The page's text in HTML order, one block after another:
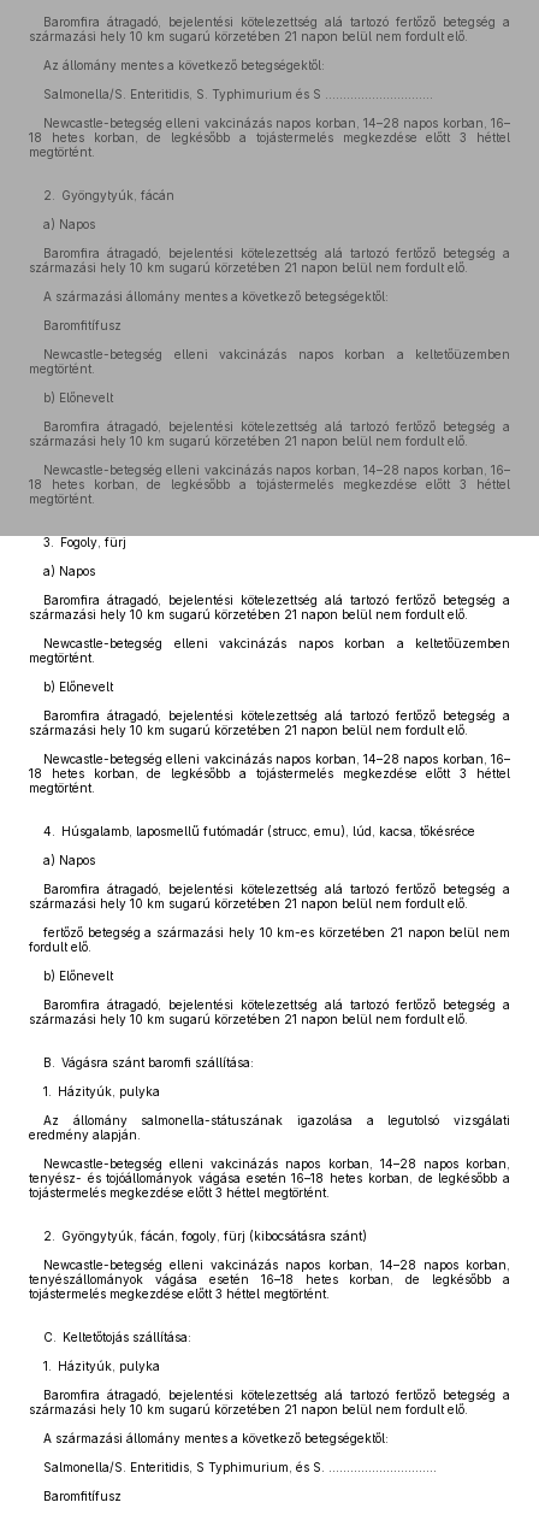
Baromfira átragadó, bejelentési kötelezettség alá tartozó fertőző betegség a
származási hely 10 km sugarú körzetében 21 napon belül nem fordult elő.
Az állomány mentes a következő betegségektől:
Salmonella/S. Enteritidis, S. Typhimurium és S ..............................
Newcastle-betegség elleni vakcinázás napos korban, 14–28 napos korban, 16–
18 hetes korban, de legkésőbb a tojástermelés megkezdése előtt 3 héttel
megtörtént.
2. Gyöngytyúk, fácán
a) Napos
Baromfira átragadó, bejelentési kötelezettség alá tartozó fertőző betegség a
származási hely 10 km sugarú körzetében 21 napon belül nem fordult elő.
A származási állomány mentes a következő betegségektől:
Baromfitífusz
Newcastle-betegség elleni vakcinázás napos korban a keltetőüzemben
megtörtént.
b) Előnevelt
Baromfira átragadó, bejelentési kötelezettség alá tartozó fertőző betegség a
származási hely 10 km sugarú körzetében 21 napon belül nem fordult elő.
Newcastle-betegség elleni vakcinázás napos korban, 14–28 napos korban, 16–
18 hetes korban, de legkésőbb a tojástermelés megkezdése előtt 3 héttel
megtörtént.
3. Fogoly, fürj
a) Napos
Baromfira átragadó, bejelentési kötelezettség alá tartozó fertőző betegség a
származási hely 10 km sugarú körzetében 21 napon belül nem fordult elő.
Newcastle-betegség elleni vakcinázás napos korban a keltetőüzemben
megtörtént.
b) Előnevelt
Baromfira átragadó, bejelentési kötelezettség alá tartozó fertőző betegség a
származási hely 10 km sugarú körzetében 21 napon belül nem fordult elő.
Newcastle-betegség elleni vakcinázás napos korban, 14–28 napos korban, 16–
18 hetes korban, de legkésőbb a tojástermelés megkezdése előtt 3 héttel
megtörtént.
4. Húsgalamb, laposmellű futómadár (strucc, emu), lúd, kacsa, tőkésréce
a) Napos
Baromfira átragadó, bejelentési kötelezettség alá tartozó fertőző betegség a
származási hely 10 km sugarú körzetében 21 napon belül nem fordult elő.
fertőző betegség a származási hely 10 km-es körzetében 21 napon belül nem
fordult elő.
b) Előnevelt
Baromfira átragadó, bejelentési kötelezettség alá tartozó fertőző betegség a
származási hely 10 km sugarú körzetében 21 napon belül nem fordult elő.
B. Vágásra szánt baromfi szállítása:
1. Házityúk, pulyka
Az állomány salmonella-státuszának igazolása a legutolsó vizsgálati
eredmény alapján.
Newcastle-betegség elleni vakcinázás napos korban, 14–28 napos korban,
tenyész- és tojóállományok vágása esetén 16–18 hetes korban, de legkésőbb a
tojástermelés megkezdése előtt 3 héttel megtörtént.
2. Gyöngytyúk, fácán, fogoly, fürj (kibocsátásra szánt)
Newcastle-betegség elleni vakcinázás napos korban, 14–28 napos korban,
tenyészállományok vágása esetén 16–18 hetes korban, de legkésőbb a
tojástermelés megkezdése előtt 3 héttel megtörtént.
C. Keltetőtojás szállítása:
1. Házityúk, pulyka
Baromfira átragadó, bejelentési kötelezettség alá tartozó fertőző betegség a
származási hely 10 km sugarú körzetében 21 napon belül nem fordult elő.
A származási állomány mentes a következő betegségektől:
Salmonella/S. Enteritidis, S Typhimurium, és S. ..............................
Baromfitífusz